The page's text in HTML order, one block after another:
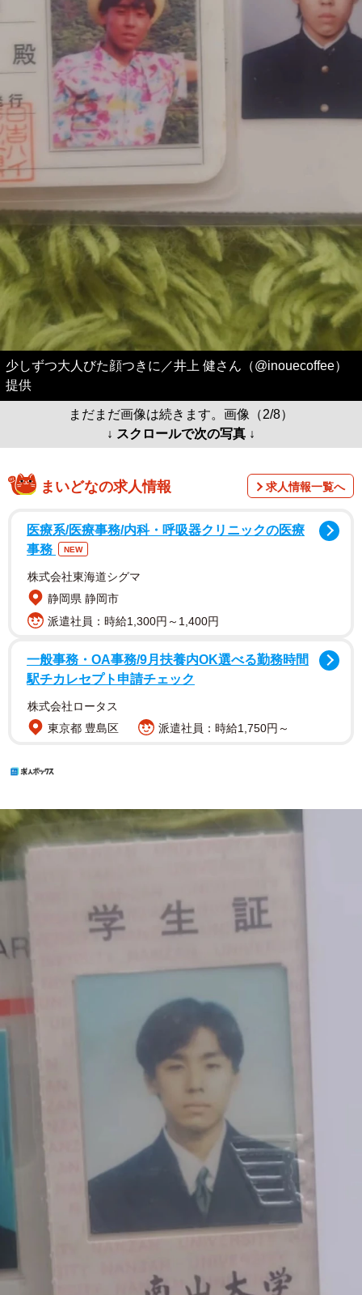
少しずつ大人びた顔つきに／井上 健さん（@inouecoffee）
提供
まだまだ画像は続きます。画像（2/8）
↓ スクロールで次の写真 ↓
まいどなの求人情報 求人情報一覧へ
医療系/医療事務/内科・呼吸器クリニックの医療
事務
NEW
株式会社東海道シグマ
静岡県 静岡市
派遣社員：時給1,300円～1,400円
一般事務・OA事務/9月扶養内OK選べる勤務時間
駅チカレセプト申請チェック
株式会社ロータス
東京都 豊島区
派遣社員：時給1,750円～